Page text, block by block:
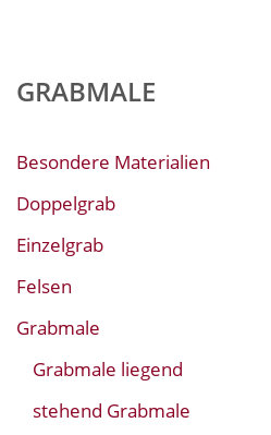
GRABMALE
Besondere Materialien
Doppelgrab
Einzelgrab
Felsen
Grabmale
Grabmale liegend
stehend Grabmale